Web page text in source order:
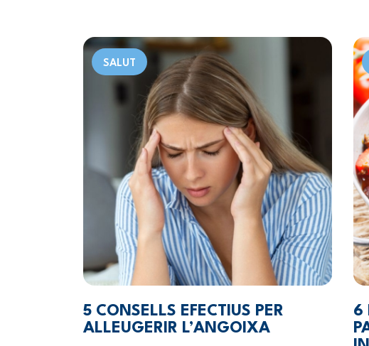
SALUT
5 CONSELLS EFECTIUS PER
ALLEUGERIR L’ANGOIXA
6